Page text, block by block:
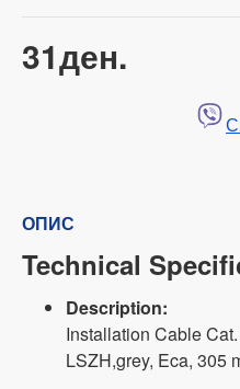
31ден.
ОПИС
Technical
Description:
Installation Cable
LSZH,grey, Eca, 305